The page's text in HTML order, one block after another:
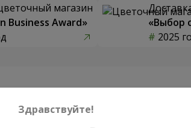
магазин
Business Award»
«Выбор
2025
Фотогалерея
Здравствуйте!